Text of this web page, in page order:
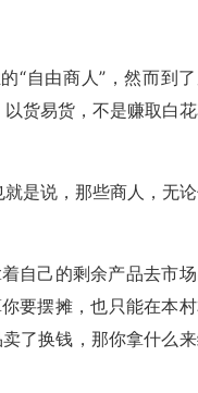
“自由商人”，然而到
货易货，不是赚取白
就是说，那些商人，无
自己的剩余产品去市
要摆摊，也只能在本
了换钱，那你拿什么